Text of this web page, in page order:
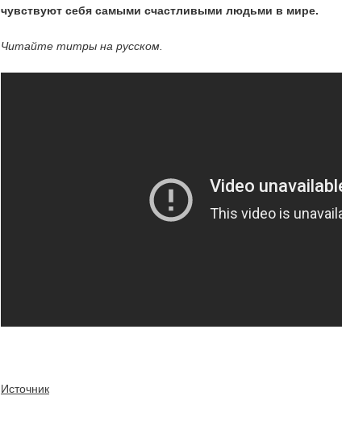
чувствуют себя самыми счастливыми людьми в мире.
Читайте титры на русском.
Источник